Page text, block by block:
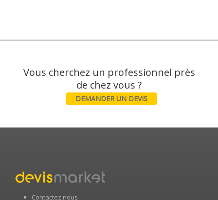
Vous cherchez un professionnel près
DEMANDER UN DEVIS
Contactez nous